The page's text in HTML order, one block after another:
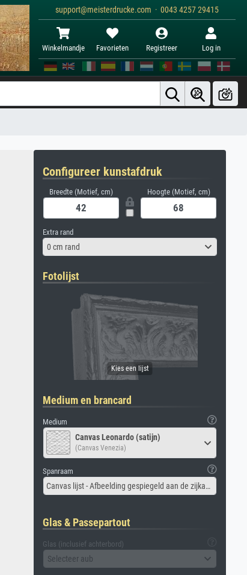
support@meisterdrucke.com · 0043 4257 29415
Winkelmandje Favorieten Registreer Log in
Configureer kunstafdruk
Breedte (Motief, cm) Hoogte (Motief, cm)
Extra rand
0 cm rand
Fotolijst
Medium en brancard
Medium
Canvas Leonardo (satijn)
(Canvas Venezia)
Spanraam
Canvas lijst - Afbeelding gespiegeld aan de zijkant
Glas & Passepartout
Glas (inclusief achterbord)
Selecteer aub